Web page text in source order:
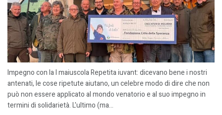
Impegno con la I maiuscola Repetita iuvant: dicevano bene i nostri
antenati, le cose ripetute aiutano, un celebre modo di dire che non
può non essere applicato al mondo venatorio e al suo impegno in
termini di solidarietà. L'ultimo (ma...